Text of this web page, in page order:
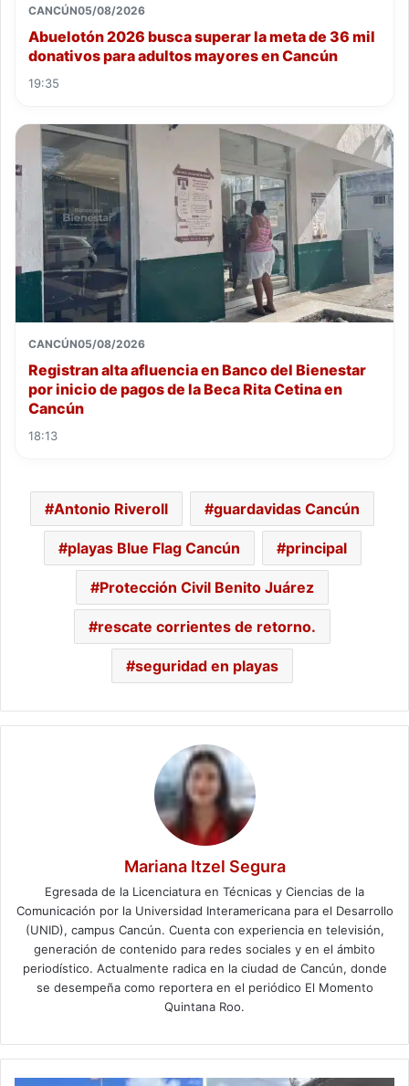
CANCÚN05/08/2026
Abuelotón 2026 busca superar la meta de 36 mil
donativos para adultos mayores en Cancún
19:35
CANCÚN05/08/2026
Registran alta afluencia en Banco del Bienestar
por inicio de pagos de la Beca Rita Cetina en
Cancún
18:13
Antonio Riveroll guardavidas Cancún
playas Blue Flag Cancún principal
Protección Civil Benito Juárez
rescate corrientes de retorno.
seguridad en playas
Mariana Itzel Segura
Egresada de la Licenciatura en Técnicas y Ciencias de la
Comunicación por la Universidad Interamericana para el Desarrollo
(UNID), campus Cancún. Cuenta con experiencia en televisión,
generación de contenido para redes sociales y en el ámbito
periodístico. Actualmente radica en la ciudad de Cancún, donde
se desempeña como reportera en el periódico El Momento
Quintana Roo.